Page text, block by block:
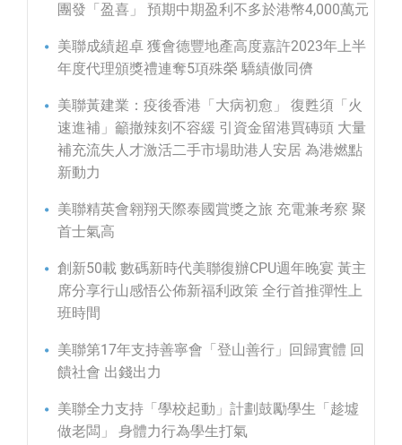
團發「盈喜」 預期中期盈利不多於港幣4,000萬元
美聯成績超卓 獲會德豐地產高度嘉許2023年上半
年度代理頒獎禮連奪5項殊榮 驕績傲同儕
美聯黃建業：疫後香港「大病初愈」 復甦須「火
速進補」籲撤辣刻不容緩 引資金留港買磚頭 大量
補充流失人才激活二手市場助港人安居 為港燃點
新動力
美聯精英會翱翔天際泰國賞獎之旅 充電兼考察 聚
首士氣高
創新50載 數碼新時代美聯復辦CPU週年晚宴 黃主
席分享行山感悟公佈新福利政策 全行首推彈性上
班時間
美聯第17年支持善寧會「登山善行」回歸實體 回
饋社會 出錢出力
美聯全力支持「學校起動」計劃鼓勵學生「趁墟
做老闆」 身體力行為學生打氣